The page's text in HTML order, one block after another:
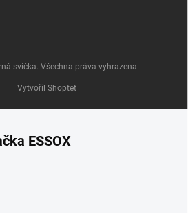
Vytvořil Shoptet
svíčka. Všechna práva vyhrazena.
ESSOX